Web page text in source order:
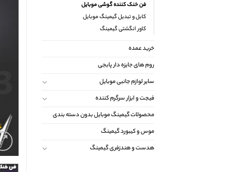
فن خنک کننده گوشی موبایل
کابل و تبدیل گیمینگ موبایل
کاور انگشتی گیمینگ
خرید عمده
روم های جایزه دار پابجی
سایر لوازم جانبی موبایل
فیجت و ابزار سرگرم کننده
محصولات گیمینگ موبایل بدون دسته بندی
موس و کیبورد گیمینگ
هدست و هندزفری گیمینگ